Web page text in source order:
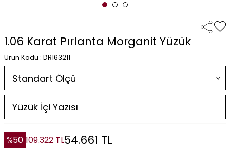
1.06 Karat Pırlanta Morganit Yüzük
Ürün Kodu : DR163211
%50 109.322TL54.661 TL